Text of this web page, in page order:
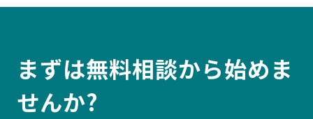
まずは無料相談から始めま
せんか?